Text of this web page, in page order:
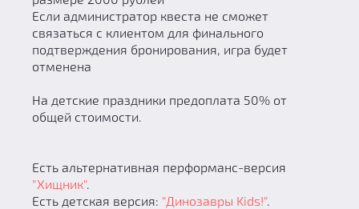
Если администратор квеста не сможет
связаться с клиентом для финального
подтверждения бронирования, игра будет
отменена
На детские праздники предоплата 50% от
общей стоимости.
Есть альтернативная перформанс-версия
"Хищник".
Есть детская версия: "Динозавры Kids!".